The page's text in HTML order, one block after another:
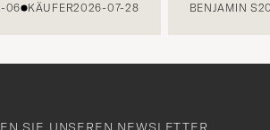
06 KÄUFER2026-07-28 BENJAMIN S